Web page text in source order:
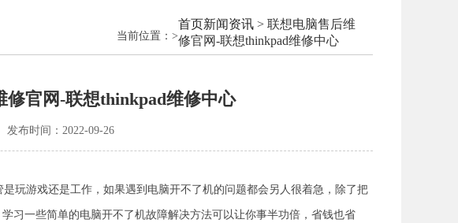
当前位置：
首页
>
新闻资讯 > 联想电脑售后维
修官网-联想thinkpad维修中心
修官网-联想thinkpad维修中心
发布时间：2022-09-26
玩游戏还是工作，如果遇到电脑开不了机的问题都会另人很着急，除了把
习一些简单的电脑开不了机故障解决方法可以让你事半功倍，省钱也省